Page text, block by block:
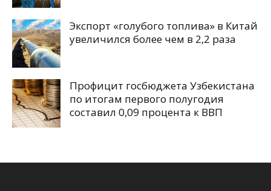
Экспорт «голубого топлива» в Китай
увеличился более чем в 2,2 раза
Профицит госбюджета Узбекистана
по итогам первого полугодия
составил 0,09 процента к ВВП